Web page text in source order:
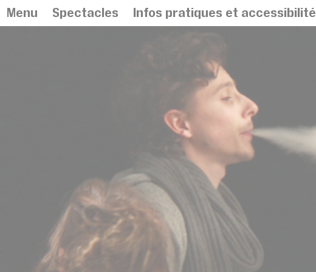
Menu Spectacles Infos pratiques et accessibilité
Panneau de gestion des cookies